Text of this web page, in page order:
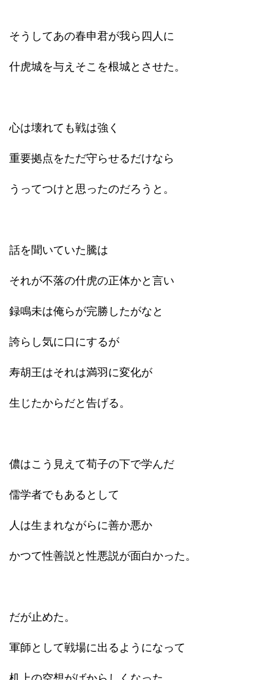
そうしてあの春申君が我ら四人に
什虎城を与えそこを根城とさせた。
心は壊れても戦は強く
重要拠点をただ守らせるだけなら
うってつけと思ったのだろうと。
話を聞いていた騰は
それが不落の什虎の正体かと言い
録鳴未は俺らが完勝したがなと
誇らし気に口にするが
寿胡王はそれは満羽に変化が
生じたからだと告げる。
儂はこう見えて荀子の下で学んだ
儒学者でもあるとして
人は生まれながらに善か悪か
かつて性善説と性悪説が面白かった。
だが止めた。
軍師として戦場に出るようになって